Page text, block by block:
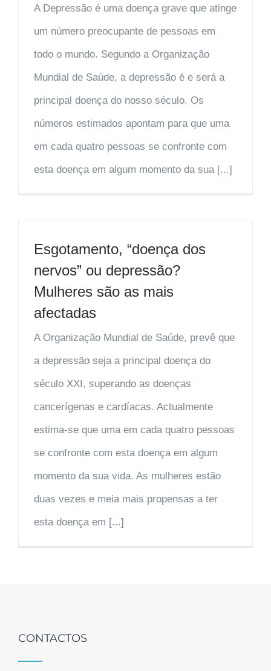
A Depressão é uma doença grave que atinge
um número preocupante de pessoas em
todo o mundo. Segundo a Organização
Mundial de Saúde, a depressão é e será a
principal doença do nosso século. Os
números estimados apontam para que uma
em cada quatro pessoas se confronte com
esta doença em algum momento da sua [...]
Esgotamento, “doença dos
nervos” ou depressão?
Mulheres são as mais
afectadas
A Organização Mundial de Saúde, prevê que
a depressão seja a principal doença do
século XXI, superando as doenças
cancerígenas e cardíacas. Actualmente
estima-se que uma em cada quatro pessoas
se confronte com esta doença em algum
momento da sua vida. As mulheres estão
duas vezes e meia mais propensas a ter
esta doença em [...]
CONTACTOS